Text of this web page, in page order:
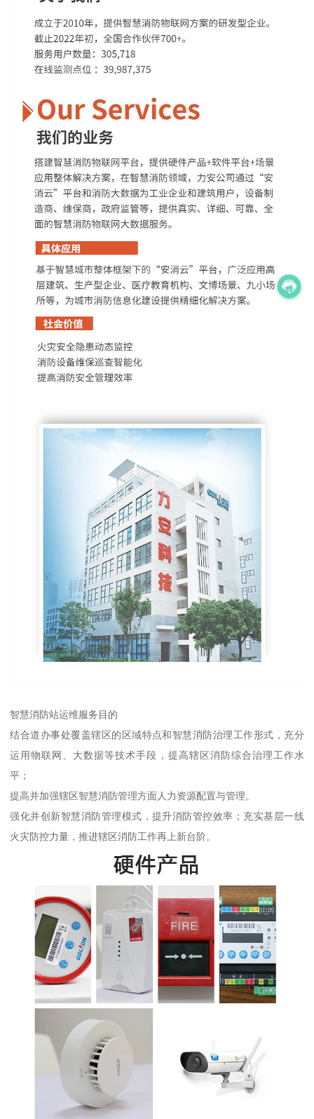
智慧消防站运维服务目的
结合道办事处覆盖辖区的区域特点和智慧消防治理工作形式，充分
运用物联网、大数据等技术手段，提高辖区消防综合治理工作水
平；
提高并加强辖区智慧消防管理方面人力资源配置与管理。
强化并创新智慧消防管理模式，提升消防管控效率；充实基层一线
火灾防控力量，推进辖区消防工作再上新台阶。